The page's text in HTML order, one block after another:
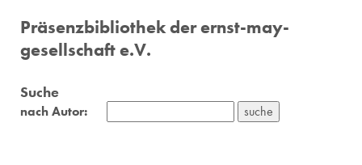
Präsenzbibliothek der ernst-may-
gesellschaft e.V.
Suche
nach Autor: